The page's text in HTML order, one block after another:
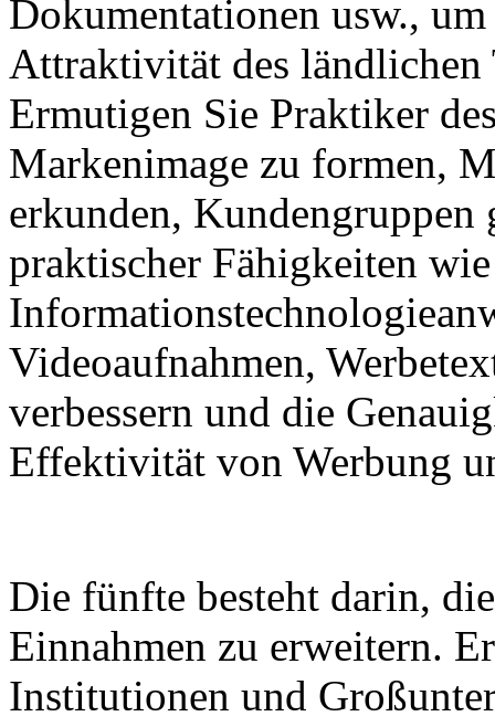
Dokumentationen usw.,
Attraktivität des ländlichen
Ermutigen Sie Praktiker
Markenimage zu formen,
erkunden, Kundengruppen
praktischer Fähigkeiten wie
Videoaufnahmen,
verbessern und die
Effektivität von Werbung
Die fünfte besteht darin,
Einnahmen zu erweitern.
Institutionen und